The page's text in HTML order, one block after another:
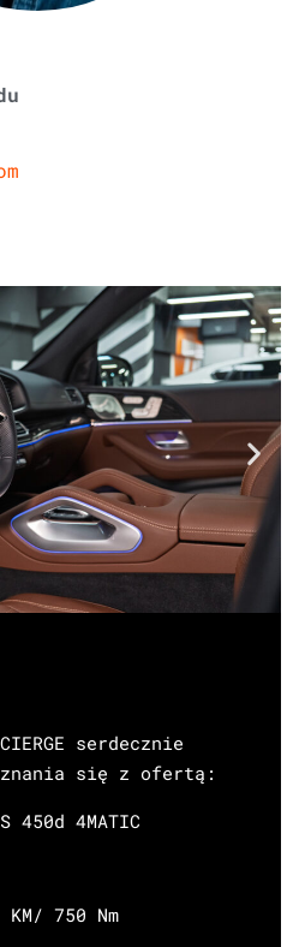
serdecznie
się z ofertą:
450d 4MATIC
750 Nm